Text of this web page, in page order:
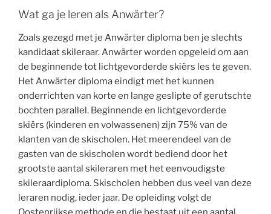
Wat ga je leren als Anwärter?
Zoals gezegd met je Anwärter diploma ben je slechts
kandidaat skileraar. Anwärter worden opgeleid om aan
de beginnende tot lichtgevorderde skiërs les te geven.
Het Anwärter diploma eindigt met het kunnen
onderrichten van korte en lange geslipte of gerutschte
bochten parallel. Beginnende en lichtgevorderde
skiërs (kinderen en volwassenen) zijn 75% van de
klanten van de skischolen. Het meerendeel van de
gasten van de skischolen wordt bediend door het
grootste aantal skileraren met het eenvoudigste
skileraardiploma. Skischolen hebben dus veel van deze
leraren nodig, ieder jaar. De opleiding volgt de